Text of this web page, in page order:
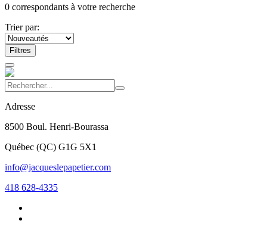
0 correspondants à votre recherche
Trier par:
Filtres
Adresse
8500 Boul. Henri-Bourassa
Québec (QC) G1G 5X1
info@jacqueslepapetier.com
418 628-4335